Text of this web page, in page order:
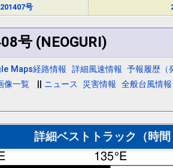
号
号 (NEOGURI)
Maps経路情報 詳細風速情報 予報履歴（
像一覧 ニュース 災害情報 全般台風情報
詳細ベストトラック（時